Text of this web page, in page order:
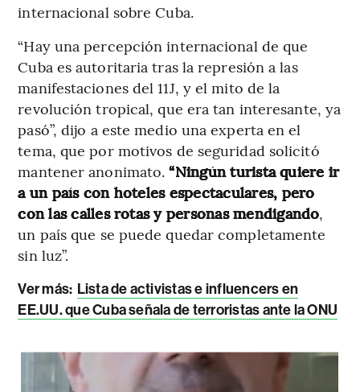
internacional sobre Cuba.
“Hay una percepción internacional de que
Cuba es autoritaria tras la represión a las
manifestaciones del 11J, y el mito de la
revolución tropical, que era tan interesante, ya
pasó”, dijo a este medio una experta en el
tema, que por motivos de seguridad solicitó
mantener anonimato.“Ningún turista quiere ir
a un país con hoteles espectaculares, pero
con las calles rotas y personas mendigando,
un país que se puede quedar completamente
sin luz”.
Ver más: Lista de activistas e influencers en
EE.UU. que Cuba señala de terroristas ante la ONU